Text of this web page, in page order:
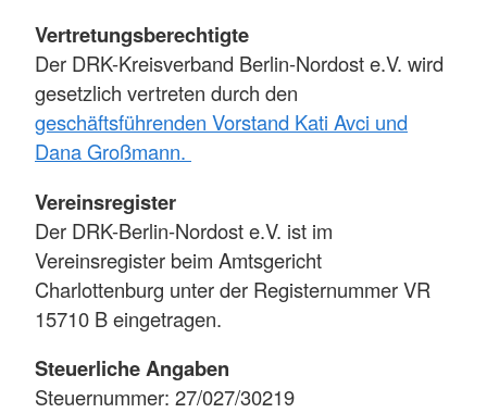
Vertretungsberechtigte
Der DRK-Kreisverband Berlin-Nordost e.V. wird
gesetzlich vertreten durch den
geschäftsführenden Vorstand Kati Avci und
Dana Großmann.
Vereinsregister
Der DRK-Berlin-Nordost e.V. ist im
Vereinsregister beim Amtsgericht
Charlottenburg unter der Registernummer VR
15710 B eingetragen.
Steuerliche Angaben
Steuernummer: 27/027/30219